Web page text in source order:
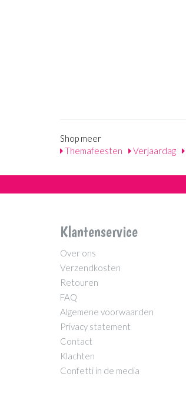
Shop meer
Themafeesten
Verjaardag
Klantenservice
Over ons
Verzendkosten
Retouren
FAQ
Algemene voorwaarden
Privacy statement
Contact
Klachten
Confetti in de media